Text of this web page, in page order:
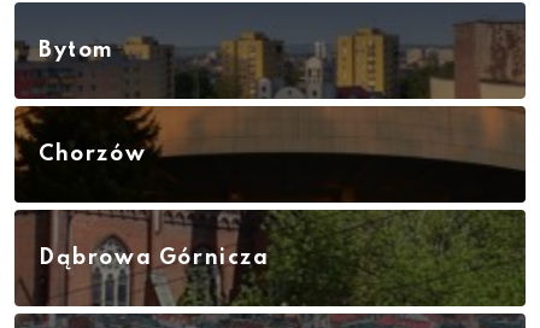
Bytom
Chorzów
Dąbrowa Górnicza